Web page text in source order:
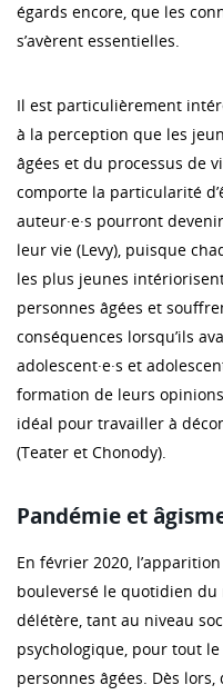
égards encore, que les
s’avèrent essentielles.
Il est particulièrement
à la perception que les
âgées et du processus de
comporte la particularité
auteur·e·s pourront
leur vie (Levy), puisque
les plus jeunes
personnes âgées et
conséquences lorsqu’ils
adolescent·e·s et
formation de leurs
idéal pour travailler à
(Teater et Chonody).
Pandémie et
En février 2020,
bouleversé le quotidien
délétère, tant au niveau
psychologique, pour tout
personnes âgées. Dès